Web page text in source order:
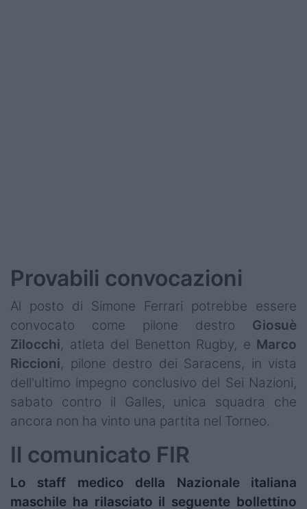
Provabili convocazioni
Al posto di Simone Ferrari potrebbe essere
convocato come pilone destro Giosuè
Zilocchi, atleta del Benetton Rugby, e Marco
Riccioni, pilone destro dei Saracens, in vista
dell'ultimo impegno conclusivo del Sei Nazioni,
sabato contro il Galles, unica squadra che
ancora non ha vinto una partita nel Torneo.
Il comunicato FIR
Lo staff medico della Nazionale italiana
maschile ha rilasciato il seguente bollettino